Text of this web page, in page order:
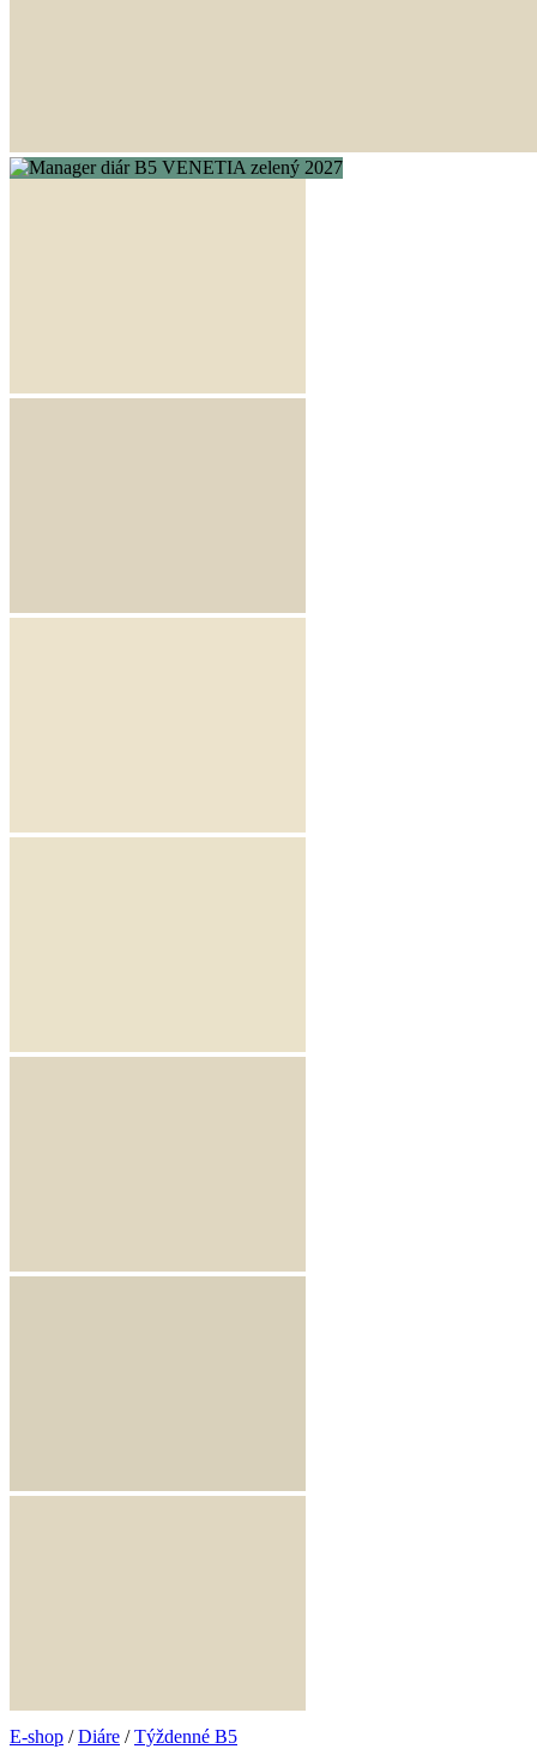
E-shop / Diáre / Týždenné B5